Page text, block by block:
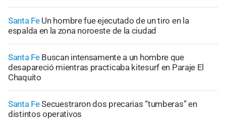
Santa Fe Un hombre fue ejecutado de un tiro en la
espalda en la zona noroeste de la ciudad
Santa Fe Buscan intensamente a un hombre que
desapareció mientras practicaba kitesurf en Paraje El
Chaquito
Santa FeSecuestraron dos precarias “tumberas” en
distintos operativos